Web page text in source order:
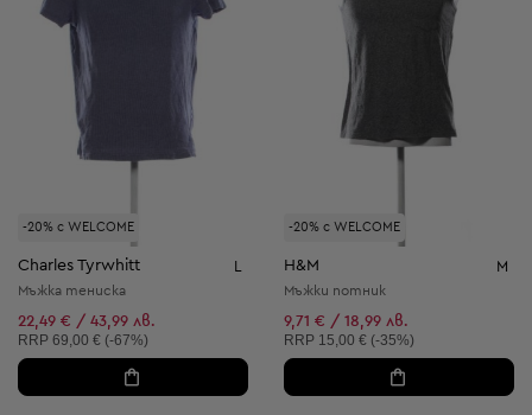
-20% с WELCOME
Charles Tyrwhitt
Мъжка тениска
22,49 € / 43,99 лв.
Препоръчителна цена:
RRP 69,00 € (-67%)
-20% с WELCOME
H&M M
Мъжки потник
9,71 € / 18,99 лв.
Препоръчителна цена:
RRP 15,00 € (-35%)